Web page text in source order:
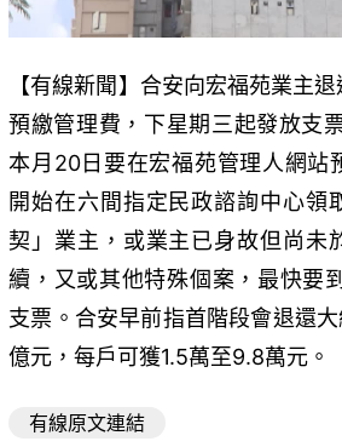
【有線新聞】合安向宏福苑業主
預繳管理費，下星期三起發放支
本月20日要在宏福苑管理人網站
開始在六間指定民政諮詢中心領
契」業主，或業主已身故但尚未
續，又或其他特殊個案，最快要
支票。合安早前指首階段會退還
億元，每戶可獲1.5萬至9.8萬元。
有線原文連結